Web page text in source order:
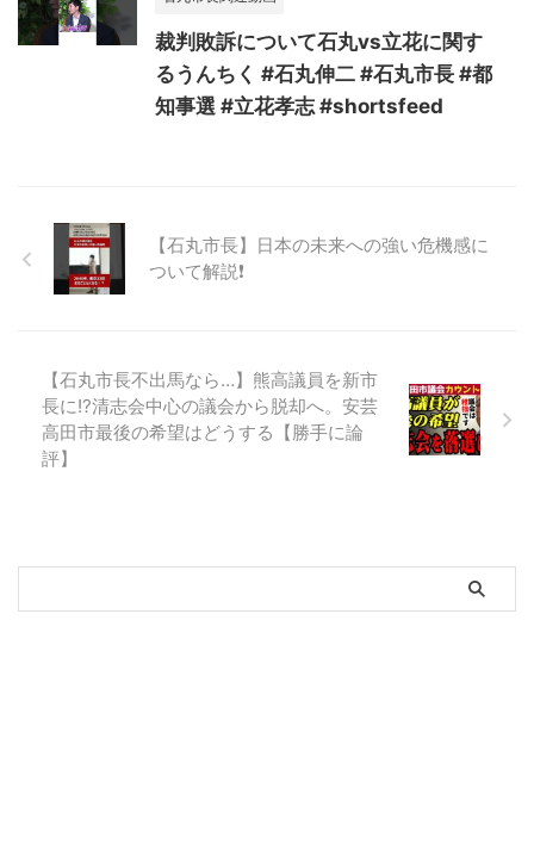
裁判敗訴について石丸vs立花に関す
るうんちく #石丸伸二 #石丸市長 #都
知事選 #立花孝志 #shortsfeed
【石丸市長】日本の未来への強い危機感に
ついて解説❗
【石丸市長不出馬なら…】熊高議員を新市
長に!?清志会中心の議会から脱却へ。安芸
高田市最後の希望はどうする【勝手に論
評】